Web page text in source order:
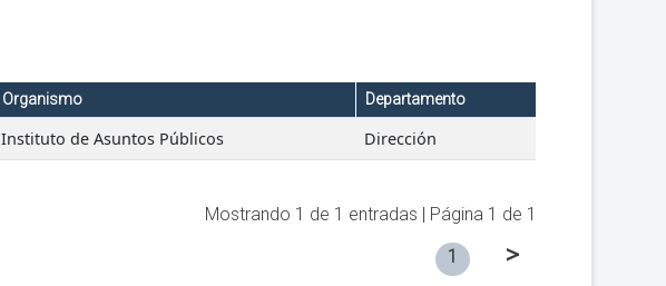
Organismo Departamento
Instituto de Asuntos Públicos Dirección
Mostrando 1 de 1 entradas | Página 1 de 1
1
>